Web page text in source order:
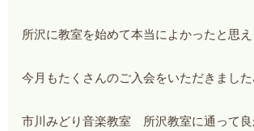
所沢に教室を始めて本当によかったと思え
今月もたくさんのご入会をいただきまし
市川みどり音楽教室 所沢教室に通って良